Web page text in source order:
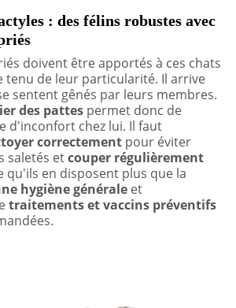
: des félins robustes avec
doivent être apportés à ces chats
tenu de leur particularité. Il arrive
sentent gênés par leurs membres.
des pattes permet donc de
d'inconfort chez lui. Il faut
correctement pour éviter
saletés etcouper régulièrement
qu'ils en disposent plus que la
hygiène générale et
traitements et vaccins préventifs